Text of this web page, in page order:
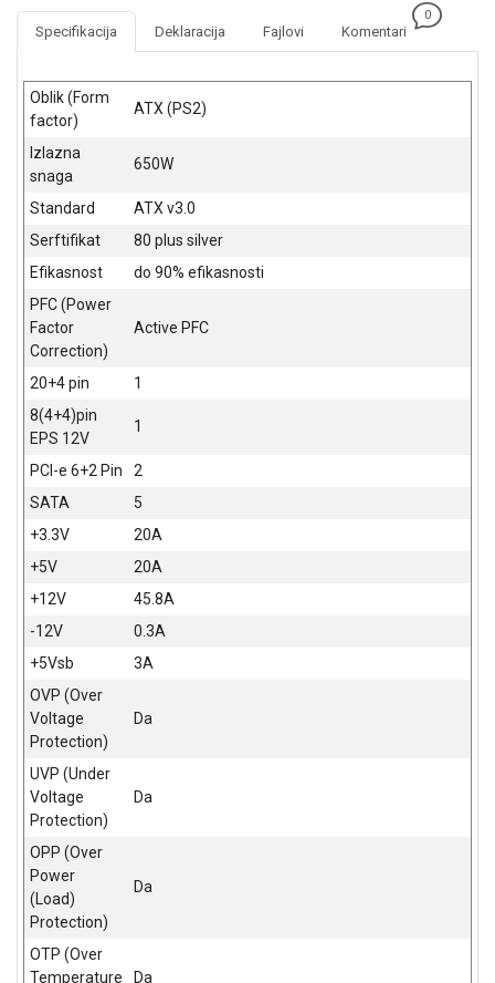
SIGURNOSNA
OPREMA
SOFTWARE
KABLOVI I
ADAPTERI
KANCELARIJSKI
SVE
KUĆU
ŠKOLSKI
PRIBOR
BICIKLE
FITNES
ALAT I
BAŠTA
OUTLET
IGRAČKE
Specifikacija Deklaracija Fajlovi Komentari
0
Oblik (Form
factor)
ATX (PS2)
Izlazna
snaga
650W
Standard
ATX v3.0
Serftifikat
80 plus silver
Efikasnost
do 90% efikasnosti
PFC (Power
Factor
Correction)
Active PFC
20+4 pin
1
8(4+4)pin
EPS 12V
1
PCI-e 6+2 Pin
2
SATA
5
+3.3V
20A
+5V
20A
+12V
45.8A
-12V
0.3A
+5Vsb
3A
OVP (Over
Voltage
Protection)
Da
UVP (Under
Voltage
Protection)
Da
OPP (Over
Power
(Load)
Protection)
Da
OTP (Over
Temperature
Da